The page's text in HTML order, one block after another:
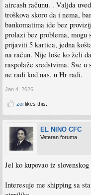
aircash računu. . Valjda
troškova skoro da i nema,
bankomatima ide bez
prolazi bez problema, mogu
prijaviti 5 kartica, jedna
na račun. Nije loše ko želi
raspolaže sredstvima. Sve u
ne radi kod nas, u Hr radi.
Jan 4, 2026
zoi likes this.
EL NINO CFC
Veteran foruma
Jel ko kupovao iz
Interesuje me shipping sa